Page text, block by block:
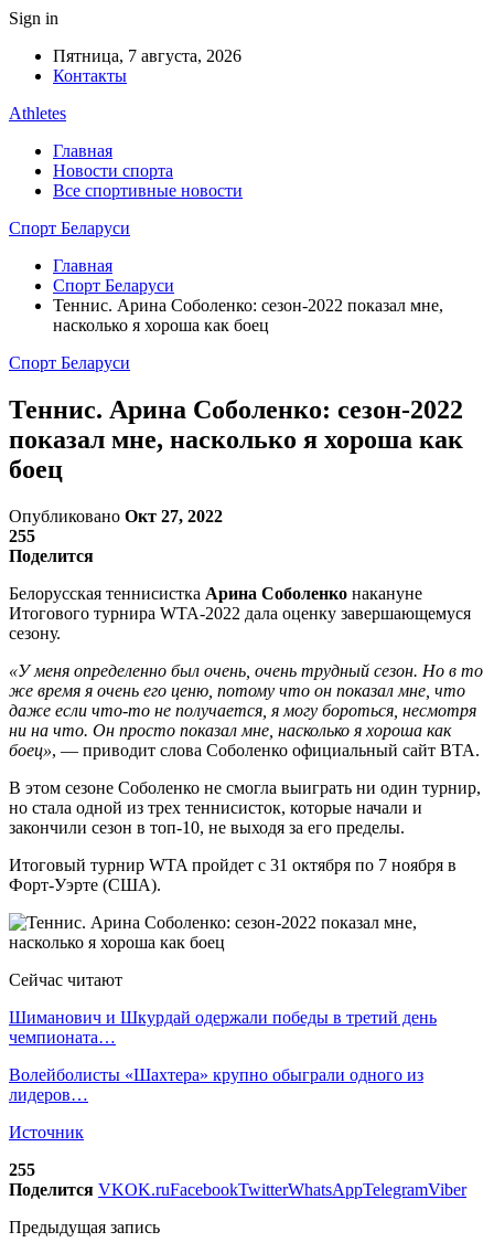
Sign in
Пятница, 7 августа, 2026
Контакты
Athletes
Главная
Новости спорта
Все спортивные новости
Спорт Беларуси
Главная
Спорт Беларуси
Теннис. Арина Соболенко: сезон-2022 показал мне,
насколько я хороша как боец
Спорт Беларуси
Теннис. Арина Соболенко: сезон-2022
показал мне, насколько я хороша как
боец
Опубликовано Окт 27, 2022
255
Поделится
Белорусская теннисистка Арина Соболенко накануне
Итогового турнира WTA-2022 дала оценку завершающемуся
сезону.
«У меня определенно был очень, очень трудный сезон. Но в то
же время я очень его ценю, потому что он показал мне, что
даже если что-то не получается, я могу бороться, несмотря
ни на что. Он просто показал мне, насколько я хороша как
боец», — приводит слова Соболенко официальный сайт ВТА.
В этом сезоне Соболенко не смогла выиграть ни один турнир,
но стала одной из трех теннисисток, которые начали и
закончили сезон в топ-10, не выходя за его пределы.
Итоговый турнир WTA пройдет с 31 октября по 7 ноября в
Форт-Уэрте (США).
Сейчас читают
Шиманович и Шкурдай одержали победы в третий день
чемпионата…
Волейболисты «Шахтера» крупно обыграли одного из
лидеров…
Источник
255
Поделится VKOK.ruFacebookTwitterWhatsAppTelegramViber
Предыдущая запись